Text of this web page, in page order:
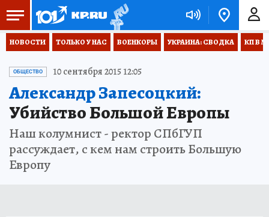
НОВОСТИ ТОЛЬКО У НАС ВОЕНКОРЫ УКРАИНА: СВОДКА КП В
ОБЩЕСТВО 10 сентября 2015 12:05
Александр Запесоцкий:
Убийство Большой Европы
Наш колумнист - ректор СПбГУП
рассуждает, с кем нам строить Большую
Европу